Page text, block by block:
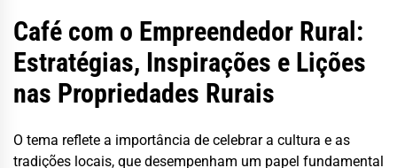
Café com o Empreendedor Rural:
Estratégias, Inspirações e Lições
nas Propriedades Rurais
O tema reflete a importância de celebrar a cultura e as
tradições locais, que desempenham um papel fundamental